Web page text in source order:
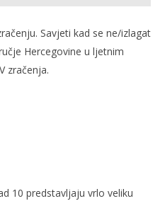
Savjeti kad se ne/izlagat
Hercegovine u ljetnim
zračenja.
10 predstavljaju vrlo veliku